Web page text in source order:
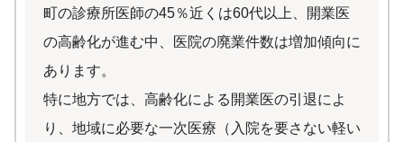
町の診療所医師の45％近くは60代以上、開業医
の高齢化が進む中、医院の廃業件数は増加傾向に
あります。
特に地方では、高齢化による開業医の引退によ
り、地域に必要な一次医療（入院を要さない軽い